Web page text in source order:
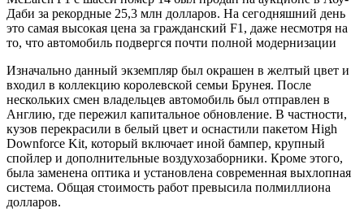
Даби за рекордные 25,3 млн долларов. На сегодняшний день
это самая высокая цена за гражданский F1, даже несмотря на
то, что автомобиль подвергся почти полной модернизации
Изначально данный экземпляр был окрашен в желтый цвет и
входил в коллекцию королевской семьи Брунея. После
нескольких смен владельцев автомобиль был отправлен в
Англию, где пережил капитальное обновление. В частности,
кузов перекрасили в белый цвет и оснастили пакетом High
Downforce Kit, который включает иной бампер, крупный
спойлер и дополнительные воздухозаборники. Кроме этого,
была заменена оптика и установлена современная выхлопная
система. Общая стоимость работ превысила полмиллиона
долларов.